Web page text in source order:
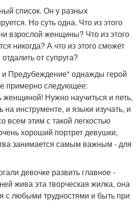
список. Он у разных
Но суть одна. Что из этого
взрослой женщины? Что из этого
никогда? А что из этого сможет
от супруга?
Предубеждение" однажды герой
примерно следующее:
Нужно научиться и петь,
на инструменте, и языки изучать, и
всем этим с такой легкостью
хороший портрет девушки,
занимается самым важным - для
девочке развить главное -
жива эта творческая жилка, она
с любыми трудностями и быть при